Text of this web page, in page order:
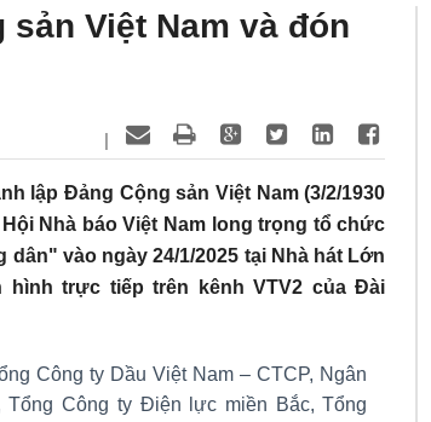
Việt Nam và đón
|
lập Đảng Cộng sản Việt Nam (3/2/1930
Nhà báo Việt Nam long trọng tổ chức
vào ngày 24/1/2025 tại Nhà hát Lớn
trực tiếp trên kênh VTV2 của Đài
Công ty Dầu Việt Nam – CTCP, Ngân
Công ty Điện lực miền Bắc, Tổng